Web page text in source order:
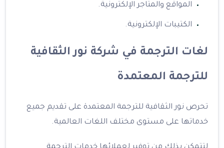
المواقع والمتاجر الإلكترونية.
الكتيبات الإلكترونية.
لغات الترجمة في شركة نور الثقافية
للترجمة المعتمدة
تحرص نور الثقافية للترجمة المعتمدة على تقديم جميع
خدماتها على مستوى مختلف اللغات العالمية.